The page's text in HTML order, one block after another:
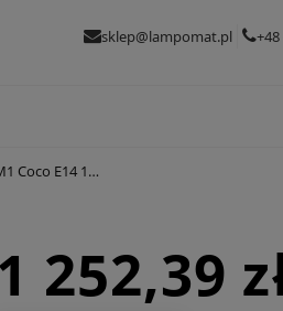
sklep@lampomat.pl +48
E14 17,5cm
1 252,39